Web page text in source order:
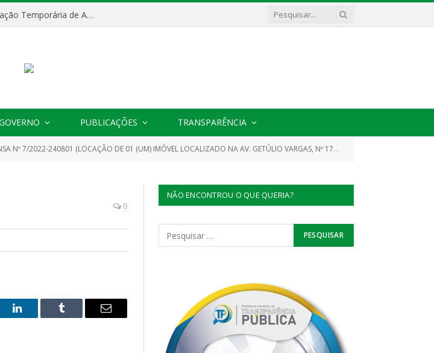
Processo Seletivo nº 001/2025 para Contratação Temporária de Agentes Comunitários de Saúde (ACS)
PUBLICAÇÕES TRANSPARÊNCIA
240801 (LOCAÇÃO DE 01 (UM) IMÓVEL LOCALIZADO NA AV. GETÚLIO VARGAS, Nº 175- BAIRRO: CENTRO, CACHOEIRA DO PIRIÁ, O QUAL SERVIRÁ PARA O FUNCIONAMENTO DO PRÉDIO DO CONSELHO MUNICIPAL DE EDUCAÇÃO)
0
LinkedIn Tumblr
E-
NÃO ENCONTROU O QUE QUERIA?